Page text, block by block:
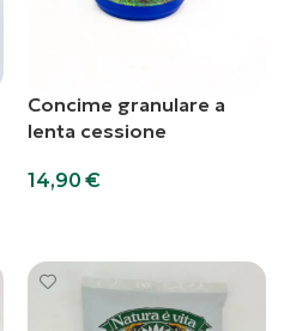
Concime granulare a
lenta cessione
14,90 €